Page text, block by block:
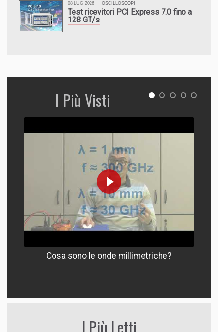
08 LUG 2026 OSCILLOSCOPI
Test ricevitori PCI Express 7.0 fino a
128 GT/s
I Più Visti
Cosa sono le onde millimetriche?
I Più Letti